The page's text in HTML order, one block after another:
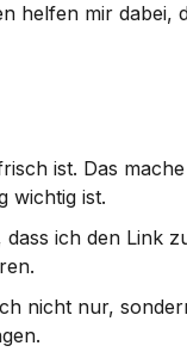
helfen mir dabei,
ist. Das
wichtig ist.
ich den Link
nicht nur,